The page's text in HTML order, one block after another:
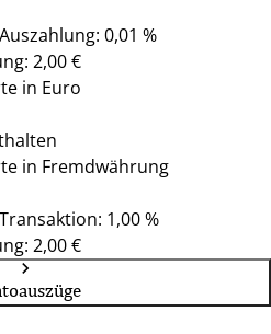
0,01 %
2,00 €
in Euro
in Fremdwährung
1,00 %
2,00 €